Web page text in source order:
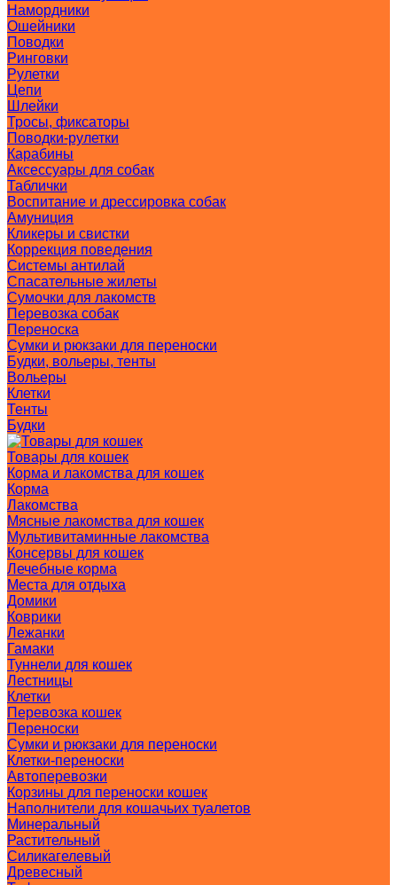
Намордники
Ошейники
Поводки
Ринговки
Рулетки
Цепи
Шлейки
Тросы, фиксаторы
Поводки-рулетки
Карабины
Аксессуары для собак
Таблички
Воспитание и дрессировка собак
Амуниция
Кликеры и свистки
Коррекция поведения
Системы антилай
Спасательные жилеты
Сумочки для лакомств
Перевозка собак
Переноска
Сумки и рюкзаки для переноски
Будки, вольеры, тенты
Вольеры
Клетки
Тенты
Будки
Товары для кошек
Корма и лакомства для кошек
Корма
Лакомства
Мясные лакомства для кошек
Мультивитаминные лакомства
Консервы для кошек
Лечебные корма
Места для отдыха
Домики
Коврики
Лежанки
Гамаки
Туннели для кошек
Лестницы
Клетки
Перевозка кошек
Переноски
Сумки и рюкзаки для переноски
Клетки-переноски
Автоперевозки
Корзины для переноски кошек
Наполнители для кошачьих туалетов
Минеральный
Растительный
Силикагелевый
Древесный